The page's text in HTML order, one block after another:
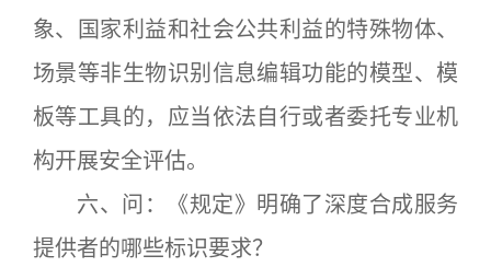
象、国家利益和社会公共利益的特殊物体、
场景等非生物识别信息编辑功能的模型、模
板等工具的，应当依法自行或者委托专业机
构开展安全评估。
六、问：《规定》明确了深度合成服务
提供者的哪些标识要求？